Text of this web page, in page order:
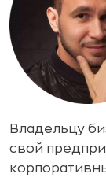
Владельцу
свой